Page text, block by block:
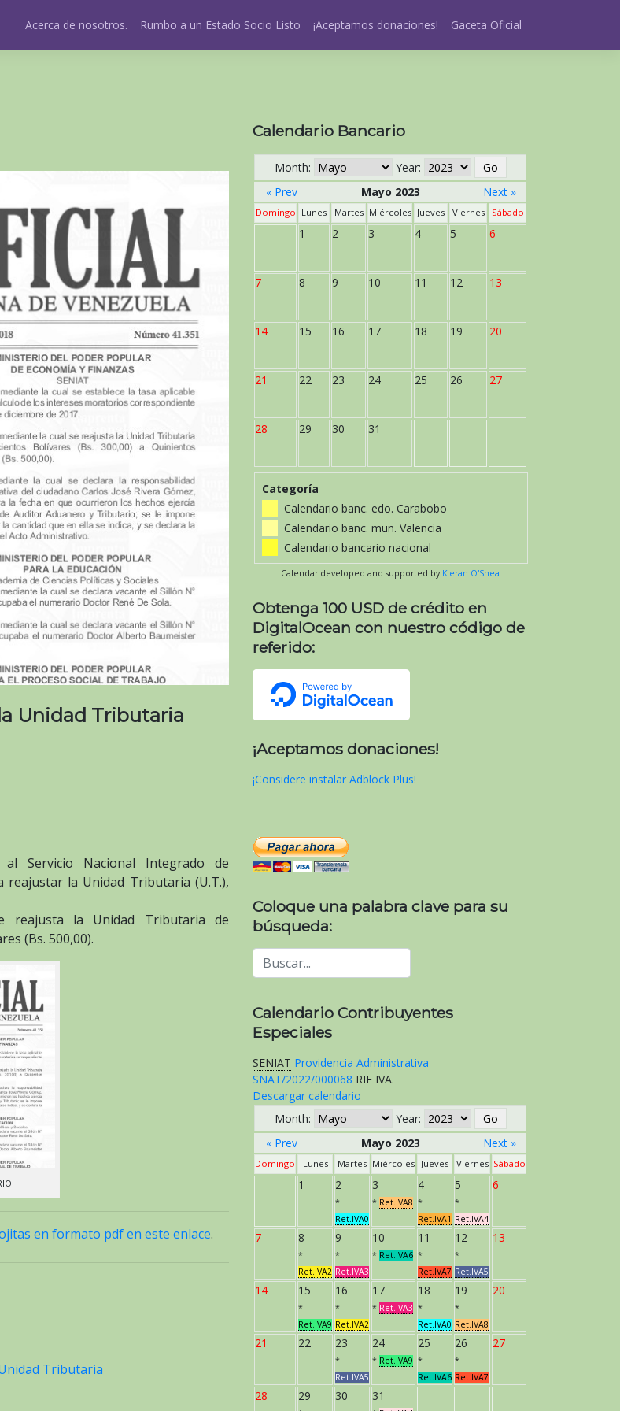
Acerca de nosotros. Rumbo a un Estado Socio Listo ¡Aceptamos donaciones! Gaceta Oficial
Unidad Tributaria
Servicio Nacional Integrado de
reajustar la Unidad Tributaria (U.T.),
reajusta la Unidad Tributaria de
(Bs. 500,00).
en formato pdf en este enlace.
Tributaria
Calendario Bancario
Month:
Year:
« Prev
Mayo 2023 Next »
Domingo Lunes Martes Miércoles Jueves Viernes Sábado
1 2 3 4 5 6
7 8 9 10 11 12 13
14 15 16 17 18 19 20
21 22 23 24 25 26 27
28 29 30 31
Categoría
Calendario banc. edo. Carabobo
Calendario banc. mun. Valencia
Calendario bancario nacional
Calendar developed and supported by Kieran O'Shea
Obtenga 100 USD de crédito en
DigitalOcean con nuestro código de
referido:
¡Aceptamos donaciones!
¡Considere instalar Adblock Plus!
Coloque una palabra clave para su
búsqueda:
Calendario Contribuyentes
Especiales
SENIAT Providencia Administrativa
SNAT/2022/000068 RIF IVA.
Descargar calendario
Month:
Year:
« Prev
Mayo 2023 Next »
Domingo Lunes Martes Miércoles Jueves Viernes Sábado
1 2
*
Ret.IVA0
3
* Ret.IVA8
4
*
Ret.IVA1
5
*
Ret.IVA4
6
7 8
*
Ret.IVA2
9
*
Ret.IVA3
10
* Ret.IVA6
11
*
Ret.IVA7
12
*
Ret.IVA5
13
14 15
*
Ret.IVA9
16
*
Ret.IVA2
17
* Ret.IVA3
18
*
Ret.IVA0
19
*
Ret.IVA8
20
21 22 23
*
Ret.IVA5
24
* Ret.IVA9
25
*
Ret.IVA6
26
*
Ret.IVA7
27
28 29 30 31